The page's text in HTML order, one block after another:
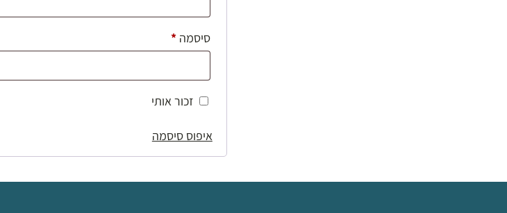
סיסמה*חובה
זכור אותי
איפוס סיסמה